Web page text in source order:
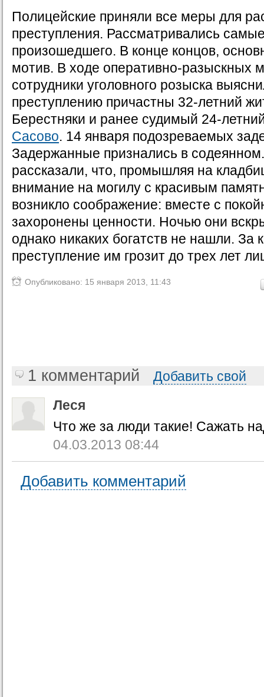
Полицейские приняли все меры для
преступления. Рассматривались
произошедшего. В конце концов,
мотив. В ходе оперативно-разыскных
сотрудники уголовного розыска
преступлению причастны 32-летний
Берестняки и ранее судимый 24-
Сасово. 14 января подозреваемых
Задержанные признались в
рассказали, что, промышляя на
внимание на могилу с красивым
возникло соображение: вместе с
захоронены ценности. Ночью они
однако никаких богатств не нашли. За
преступление им грозит до трех лет
Опубликовано: 15 января 2013, 11:43
1 комментарий
Добавить свой
Леся
Что же за люди такие! Сажать
04.03.2013 08:44
Добавить комментарий